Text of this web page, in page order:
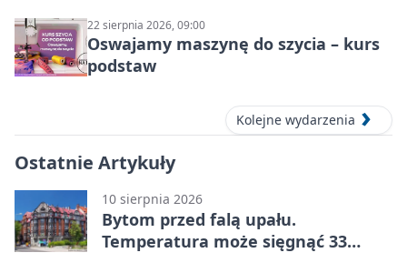
22 sierpnia 2026, 09:00
Oswajamy maszynę do szycia – kurs
podstaw
Kolejne wydarzenia
Ostatnie Artykuły
10 sierpnia 2026
Bytom przed falą upału.
Temperatura może sięgnąć 33